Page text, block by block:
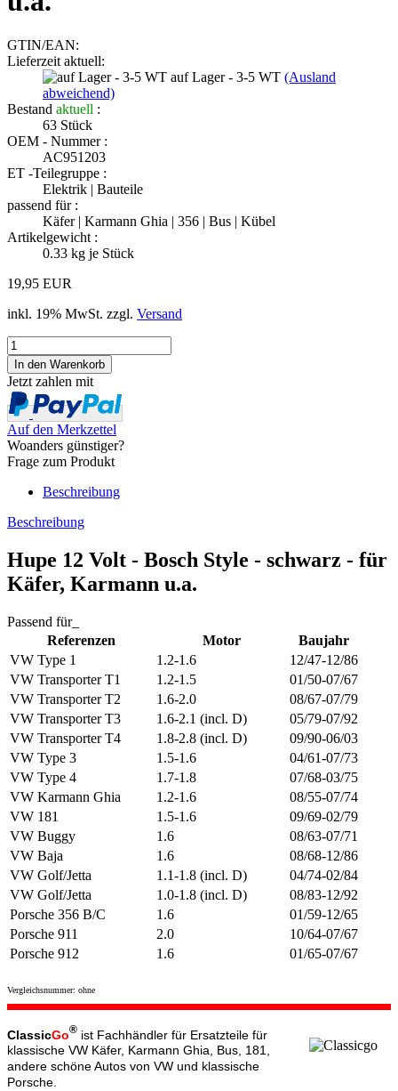
GTIN/EAN:
Lieferzeit aktuell:
auf Lager - 3-5 WT (Ausland
abweichend)
Bestand aktuell :
63 Stück
OEM - Nummer :
AC951203
ET -Teilegruppe :
Elektrik | Bauteile
passend für :
Käfer | Karmann Ghia | 356 | Bus | Kübel
Artikelgewicht :
0.33 kg je Stück
19,95 EUR
inkl. 19% MwSt. zzgl. Versand
Jetzt zahlen mit
Auf den Merkzettel
Woanders günstiger?
Frage zum Produkt
Beschreibung
Beschreibung
Hupe 12 Volt - Bosch Style - schwarz - für
Käfer, Karmann u.a.
Passend für_
Referenzen
Motor
Baujahr
VW Type 1
1.2-1.6
12/47-12/86
VW Transporter T1
1.2-1.5
01/50-07/67
VW Transporter T2
1.6-2.0
08/67-07/79
VW Transporter T3
1.6-2.1 (incl. D)
05/79-07/92
VW Transporter T4
1.8-2.8 (incl. D)
09/90-06/03
VW Type 3
1.5-1.6
04/61-07/73
VW Type 4
1.7-1.8
07/68-03/75
VW Karmann Ghia
1.2-1.6
08/55-07/74
VW 181
1.5-1.6
09/69-02/79
VW Buggy
1.6
08/63-07/71
VW Baja
1.6
08/68-12/86
VW Golf/Jetta
1.1-1.8 (incl. D)
04/74-02/84
VW Golf/Jetta
1.0-1.8 (incl. D)
08/83-12/92
Porsche 356 B/C
1.6
01/59-12/65
Porsche 911
2.0
10/64-07/67
Porsche 912
1.6 01/65-07/67
Vergleichsnummer: ohne
ClassicGo® ist Fachhändler für Ersatzteile für
klassische VW Käfer, Karmann Ghia, Bus, 181,
andere schöne Autos von VW und klassische
Porsche.